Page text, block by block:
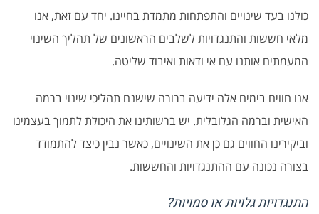
כולנו בעד שינויים והתפתחות מתמדת בחיינו. יחד עם זאת, אנו
מלאי חששות והתנגדויות לשלבים הראשונים של תהליך השינוי
המעמתים אותנו עם אי ודאות ואיבוד שליטה.
אנו חווים בימים אלה ידיעה ברורה שישנם תהליכי שינוי ברמה
האישית וברמה הגלובלית. יש ברשותינו את היכולת לתמוך בעצמינו
וביקירינו החווים גם כן את השינויים, כאשר נבין כיצד להתמודד
בצורה נכונה עם ההתנגדויות והחששות.
התנגדויות גלויות או סמויות?